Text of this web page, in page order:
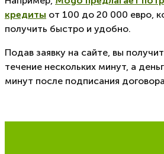
кредиты от 100 до 20 000 евро,
получить быстро и удобно.
Подав заявку на сайте, вы
течение нескольких минут, а
минут после подписания